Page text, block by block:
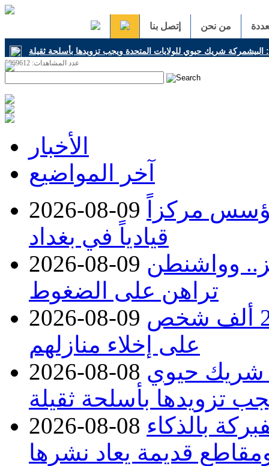
من نحن إتصل بنا
شريك حيوي للولايات المتحدة ويجب تزويدها بأسلحة ثقيلة
عدد المشاهدات: 5869612
h
الأخبار
آخر المواضيع
2026-08-09
مركزاً
قيادياً في بغداد
2026-08-09 هرمز.. وواشنطن
تراهن على الضغوط
2026-08-09 غرب كندا.. حرائق الغابات تجبر 20 ألف شخص
على إخلاء منازلهم
2026-08-08 شريك حيوي
تزويدها بأسلحة ثقيلة
2026-08-08 بالذكاء
قديمة يعاد نشرها